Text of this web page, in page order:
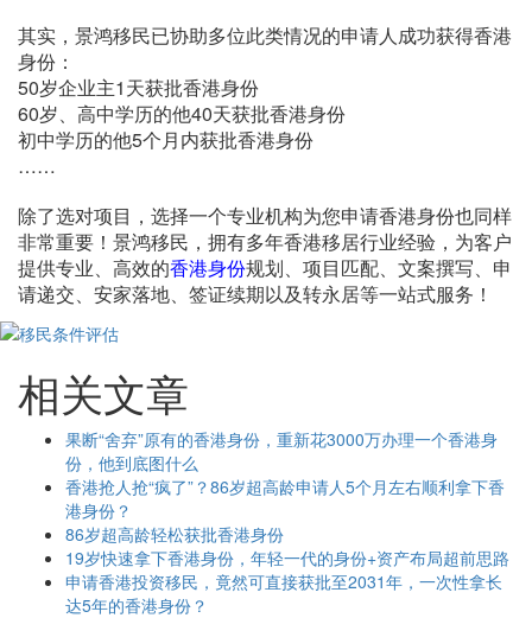
其实，景鸿移民已协助多位此类情况的申请人成功获得香港
身份：
50岁企业主1天获批香港身份
60岁、高中学历的他40天获批香港身份
初中学历的他5个月内获批香港身份
……
除了选对项目，选择一个专业机构为您申请香港身份也同样
非常重要！景鸿移民，拥有多年香港移居行业经验，为客户
提供专业、高效的香港身份规划、项目匹配、文案撰写、申
请递交、安家落地、签证续期以及转永居等一站式服务！
相关文章
果断“舍弃”原有的香港身份，重新花3000万办理一个香港身
份，他到底图什么
香港抢人抢“疯了”？86岁超高龄申请人5个月左右顺利拿下香
港身份？
86岁超高龄轻松获批香港身份
19岁快速拿下香港身份，年轻一代的身份+资产布局超前思路
申请香港投资移民，竟然可直接获批至2031年，一次性拿长
达5年的香港身份？